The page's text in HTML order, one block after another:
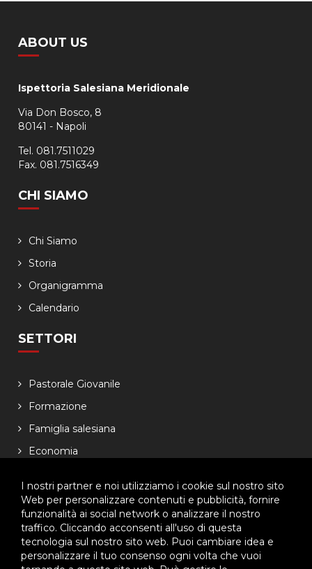
I nostri partner e noi utilizziamo i cookie sul nostro sito
Web per personalizzare contenuti e pubblicità, fornire
funzionalità ai social network o analizzare il nostro
traffico. Cliccando acconsenti all'uso di questa
tecnologia sul nostro sito web. Puoi cambiare idea e
personalizzare il tuo consenso ogni volta che vuoi
ABOUT US
Ispettoria Salesiana Meridionale
Via Don Bosco, 8
80141 - Napoli
Tel. 081.7511029
Fax. 081.7516349
CHI SIAMO
Chi Siamo
Storia
Organigramma
Calendario
SETTORI
Pastorale Giovanile
Formazione
Famiglia salesiana
Economia
Lasciaci il tuo indirizzo email, ti aggiorneremo sulle
iniziative dell'Ispettoria